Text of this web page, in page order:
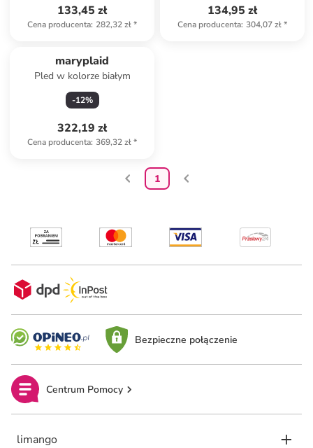
133,45 zł
Cena producenta: 282,32 zł*
134,95 zł
Cena producenta: 304,07 zł*
maryplaid
Pled w kolorze białym
-12%
322,19 zł
Cena producenta: 369,32 zł*
1
Bezpieczne połączenie
Centrum Pomocy
limango